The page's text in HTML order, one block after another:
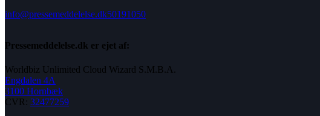
info@pressemeddelelse.dk50191050
Pressemeddelelse.dk er ejet af:
Worldbiz Unlimited Cloud Wizard S.M.B.A.
Engdalen 4A
3100 Hornbæk
CVR: 32477259